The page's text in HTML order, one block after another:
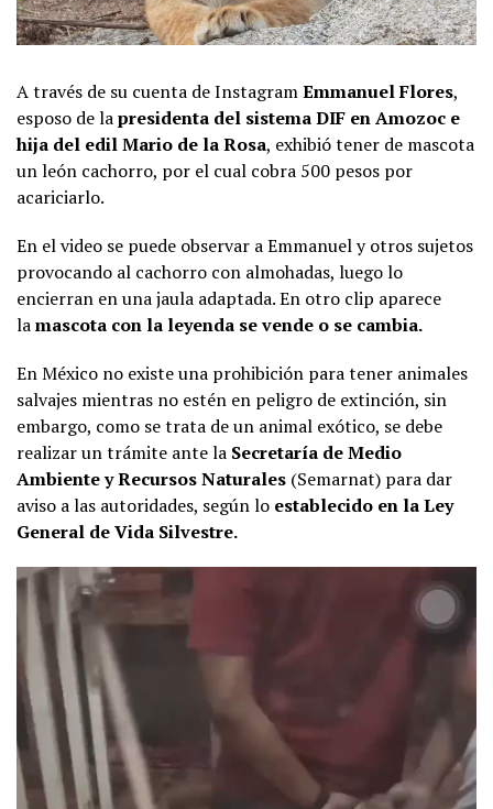
A través de su cuenta de InstagramEmmanuel Flores,
esposo de lapresidenta del sistema DIF en Amozoc e
hija del edil Mario de la Rosa, exhibió tener de mascota
un león cachorro, por el cual cobra 500 pesos por
acariciarlo.
En el video se puede observar a Emmanuel y otros sujetos
provocando al cachorro con almohadas, luego lo
encierran en una jaula adaptada. En otro clip aparece
lamascota con la leyenda se vende o se cambia.
En México no existe una prohibición para tener animales
salvajes mientras no estén en peligro de extinción, sin
embargo, como se trata de un animal exótico, se debe
realizar un trámite ante la Secretaría de Medio
Ambiente y Recursos Naturales (Semarnat) para dar
aviso a las autoridades, según lo establecido en la Ley
General de Vida Silvestre.